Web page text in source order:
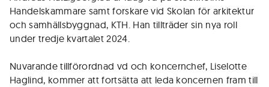
Handelskammare samt forskare vid Skolan för arkitektur
och samhällsbyggnad, KTH. Han tillträder sin nya roll
under tredje kvartalet 2024.
Nuvarande tillförordnad vd och koncernchef, Liselotte
Haglind, kommer att fortsätta att leda koncernen fram till